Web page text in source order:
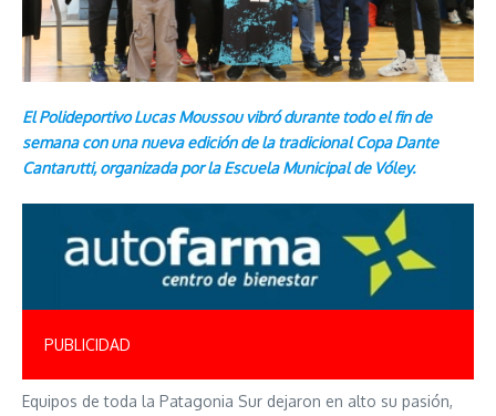
El Polideportivo Lucas Moussou vibró durante todo el fin de
semana con una nueva edición de la tradicional Copa Dante
Cantarutti, organizada por la Escuela Municipal de Vóley.
PUBLICIDAD
Equipos de toda la Patagonia Sur dejaron en alto su pasión,